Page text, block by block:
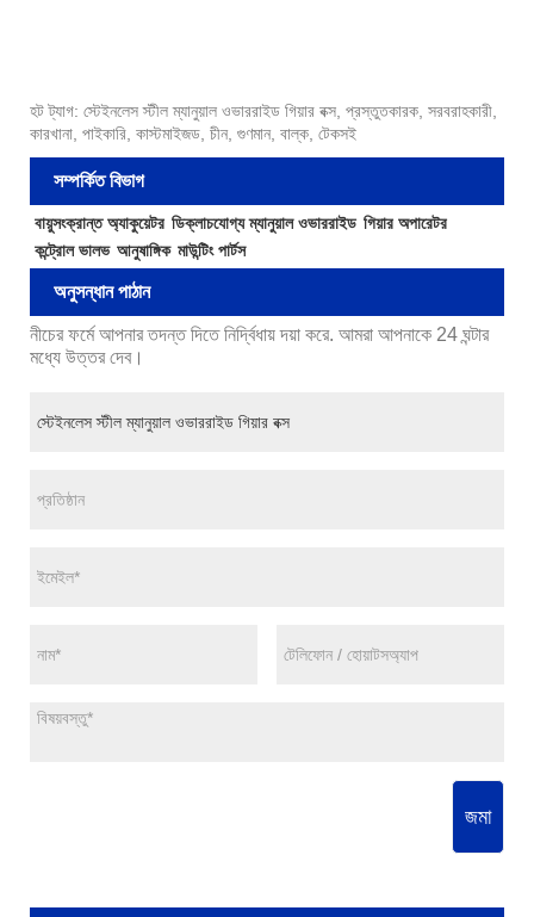
হট ট্যাগ: স্টেইনলেস স্টীল ম্যানুয়াল ওভাররাইড গিয়ার বক্স, প্রস্তুতকারক, সরবরাহকারী,
কারখানা, পাইকারি, কাস্টমাইজড, চীন, গুণমান, বাল্ক, টেকসই
সম্পর্কিত বিভাগ
বায়ুসংক্রান্ত অ্যাকুয়েটর ডিক্লাচযোগ্য ম্যানুয়াল ওভাররাইড গিয়ার অপারেটর
কন্ট্রোল ভালভ আনুষাঙ্গিক মাউন্টিং পার্টস
অনুসন্ধান পাঠান
নীচের ফর্মে আপনার তদন্ত দিতে নির্দ্বিধায় দয়া করে. আমরা আপনাকে 24 ঘন্টার
মধ্যে উত্তর দেব।
জমা